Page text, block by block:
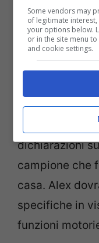
La moglie
dichiarazioni
campione che
casa. Alex
specifiche in
funzioni
Some vendors may
of legitimate
your options below.
or in the site menu
and cookie settings.